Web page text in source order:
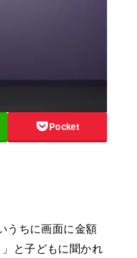
Pocket
うちに画面に金額
と子どもに聞かれ